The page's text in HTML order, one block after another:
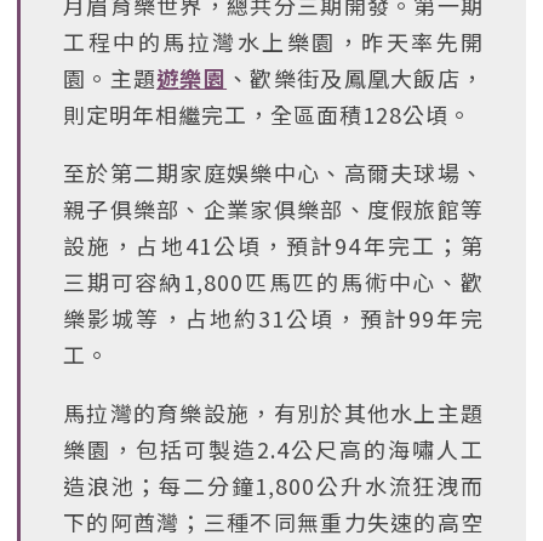
工程中的馬拉灣水上樂園，昨天率先開
園。主題遊樂園 、歡樂街及鳳凰大飯店，
則定明年相繼完工，全區面積128公頃。
至於第二期家庭娛樂中心、高爾夫球場、
親子俱樂部、企業家俱樂部、度假旅館等
設施，占地41公頃，預計94年完工；第
三期可容納1,800匹馬匹的馬術中心、歡
樂影城等，占地約31公頃，預計99年完
工。
馬拉灣的育樂設施，有別於其他水上主題
樂園，包括可製造2.4公尺高的海嘯人工
造浪池；每二分鐘1,800公升水流狂洩而
下的阿酋灣；三種不同無重力失速的高空